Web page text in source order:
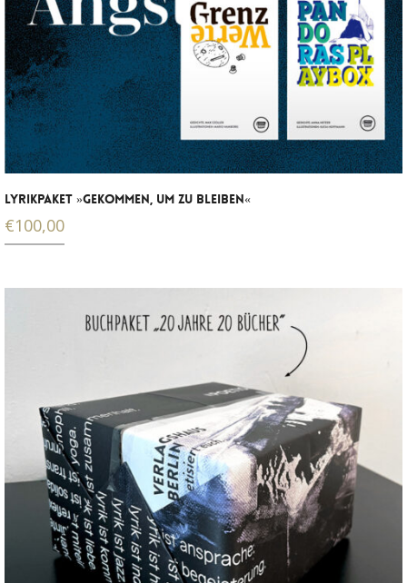
LYRIKPAKET »GEKOMMEN, UM ZU BLEIBEN«
€100,00